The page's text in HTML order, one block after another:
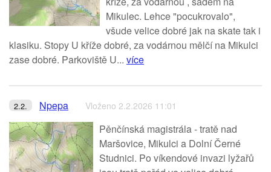
Mikulec. Lehce "pocukrovalo",
všude velice dobré jak na skate tak i
klasiku. Stopy U kříže dobré, za vodárnou mělčí na Mikulci
zase dobré. Parkoviště U... více
2.2. Npepa Vloženo 2.2.2026 11:01
Pěnčínská magistrála - tratě nad
Maršovice, Mikulci a Dolní Černé
Studnici. Po víkendové invazi lyžařů